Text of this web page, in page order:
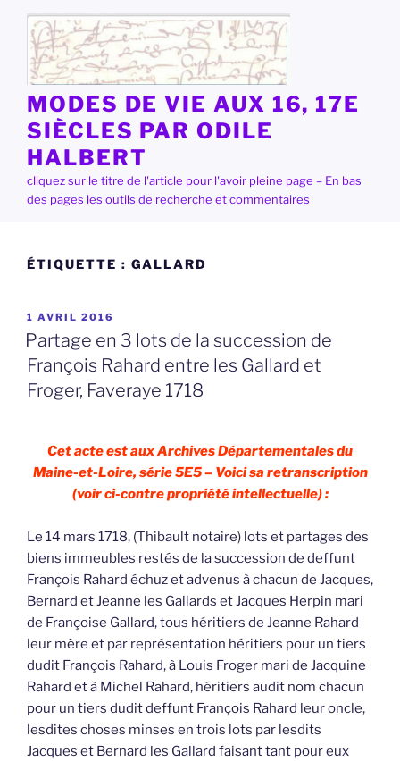
contenu
principal
MODES DE VIE AUX 16, 17E
SIÈCLES PAR ODILE
HALBERT
cliquez sur le titre de l'article pour l'avoir pleine page – En bas
des pages les outils de recherche et commentaires
ÉTIQUETTE : GALLARD
PUBLIÉ
LE
1 AVRIL 2016
Partage en 3 lots de la succession de
François Rahard entre les Gallard et
Froger, Faveraye 1718
Cet acte est aux Archives Départementales du
Maine-et-Loire, série 5E5 – Voici sa retranscription
(voir ci-contre propriété intellectuelle) :
Le 14 mars 1718, (Thibault notaire) lots et partages des
biens immeubles restés de la succession de deffunt
François Rahard échuz et advenus à chacun de Jacques,
Bernard et Jeanne les Gallards et Jacques Herpin mari
de Françoise Gallard, tous héritiers de Jeanne Rahard
leur mère et par représentation héritiers pour un tiers
dudit François Rahard, à Louis Froger mari de Jacquine
Rahard et à Michel Rahard, héritiers audit nom chacun
pour un tiers dudit deffunt François Rahard leur oncle,
lesdites choses minses en trois lots par lesdits
Jacques et Bernard les Gallard faisant tant pour eux